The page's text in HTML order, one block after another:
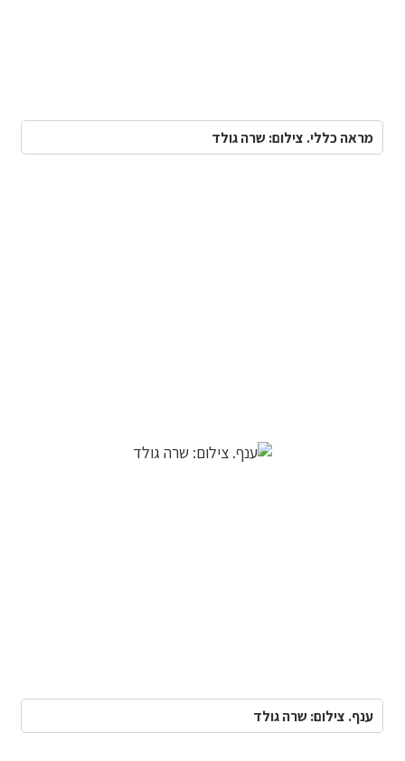
מראה כללי. צילום: שרה גולד
ענף. צילום: שרה גולד